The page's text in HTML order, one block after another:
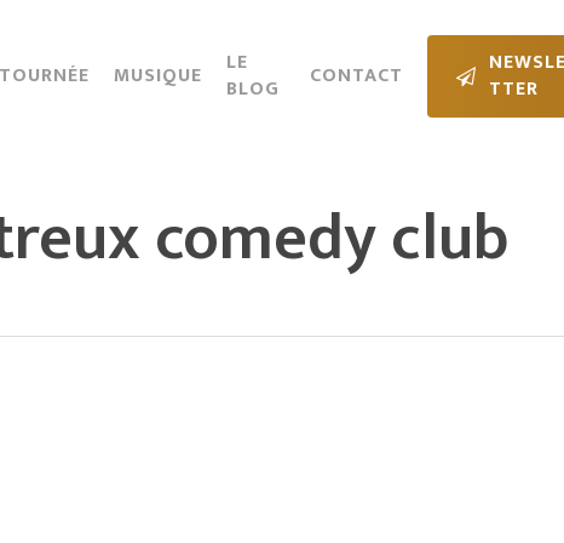
TOURNÉE MUSIQUE
LE
BLOG
CONTACT NEWSLE
TTER
comedy club